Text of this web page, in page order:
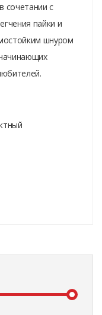
сочетании с
пайки и
шнуром